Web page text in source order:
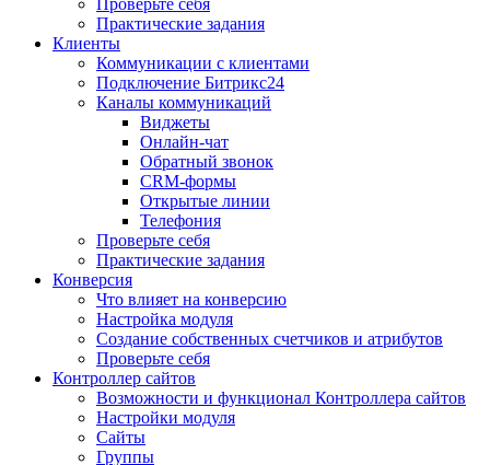
Проверьте себя
Практические задания
Клиенты
Коммуникации с клиентами
Подключение Битрикс24
Каналы коммуникаций
Виджеты
Онлайн-чат
Обратный звонок
CRM-формы
Открытые линии
Телефония
Проверьте себя
Практические задания
Конверсия
Что влияет на конверсию
Настройка модуля
Создание собственных счетчиков и атрибутов
Проверьте себя
Контроллер сайтов
Возможности и функционал Контроллера сайтов
Настройки модуля
Сайты
Группы